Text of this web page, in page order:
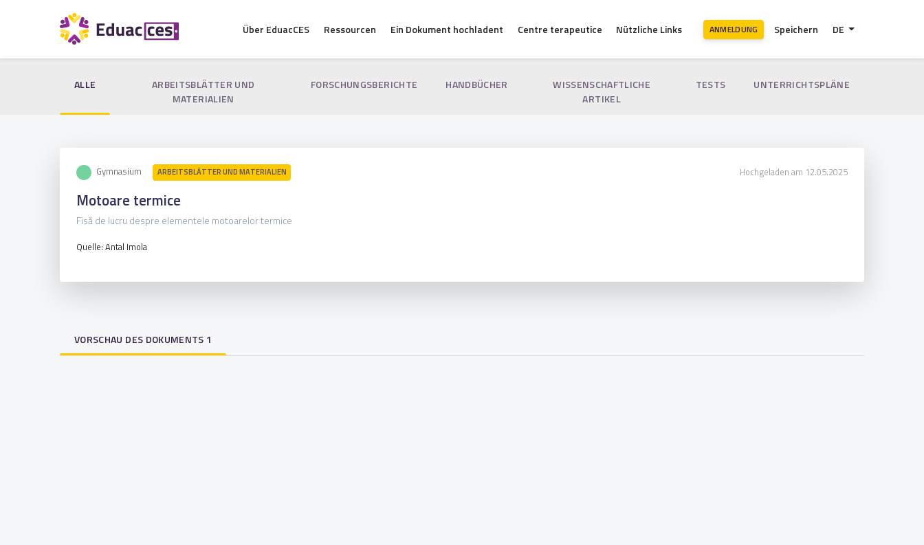
Über EduacCES Ressourcen Ein Dokument hochladent Centre terapeutice Nützliche Links ANMELDUNG Speichern DE
ALLE
ARBEITSBLÄTTER UND
MATERIALIEN
FORSCHUNGSBERICHTE HANDBÜCHER
WISSENSCHAFTLICHE
ARTIKEL
TESTS UNTERRICHTSPLÄNE
Gymnasium ARBEITSBLÄTTER UND MATERIALIEN Hochgeladen am 12.05.2025
Motoare termice
Fisă de lucru despre elementele motoarelor termice
Quelle: Antal Imola
VORSCHAU DES DOKUMENTS 1